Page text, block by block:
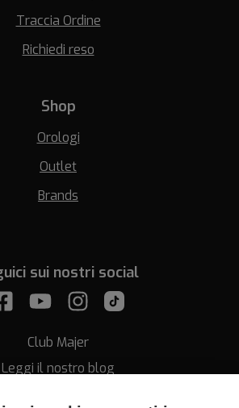
Traccia Ordine
Richiedi reso
Shop
Orologi
Outlet
Brands
sui nostri social
Club Majer
Leggi il nostro blog